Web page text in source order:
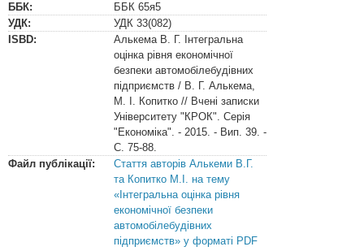
ББК:
ББК 65я5
УДК:
УДК 33(082)
ISBD:
Алькема В. Г. Інтегральна
оцінка рівня економічної
безпеки автомобілебудівних
підприємств / В. Г. Алькема,
М. І. Копитко // Вчені записки
Університету "КРОК". Серія
"Економіка". - 2015. - Вип. 39. -
С. 75-88.
Файл публікації:
Стаття авторів Алькеми В.Г.
та Копитко М.І. на тему
«Інтегральна оцінка рівня
економічної безпеки
автомобілебудівних
підприємств» у форматі PDF